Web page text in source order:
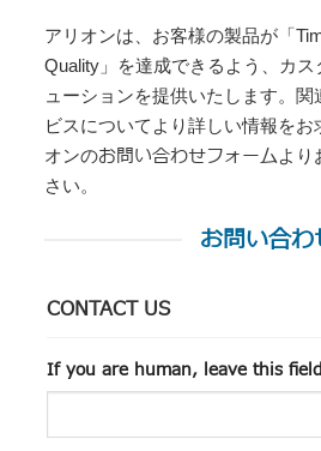
アリオンは、お客様の製品が「
Quality」を達成できるよう、カス
ューションを提供いたします。
ビスについてより詳しい情報をお
オンのお問い合わせフォームより
さい。
お問い合わ
CONTACT US
If you are human, leave this